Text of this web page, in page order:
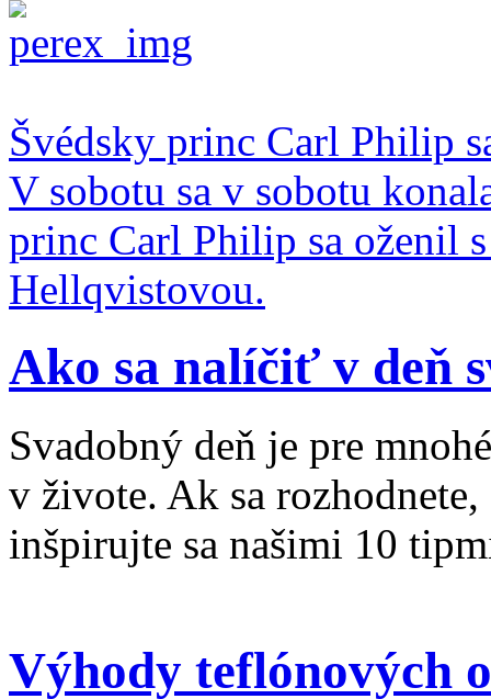
Švédsky princ Carl Philip
V sobotu sa v sobotu
princ Carl Philip sa oženil
Hellqvistovou.
Ako sa nalíčiť v deň
Svadobný deň je pre
v živote. Ak sa
inšpirujte sa našimi 10
Výhody teflónových